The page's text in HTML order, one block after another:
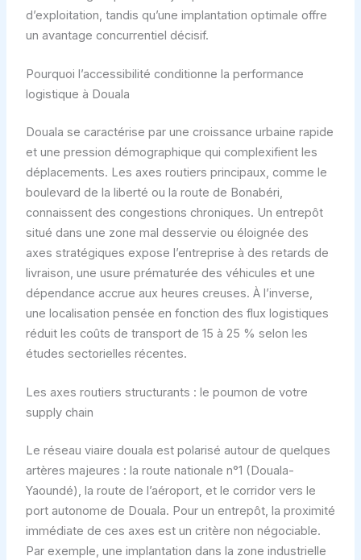
d’exploitation, tandis qu’une implantation optimale offre
un avantage concurrentiel décisif.
Pourquoi l’accessibilité conditionne la performance
logistique à Douala
Douala se caractérise par une croissance urbaine rapide
et une pression démographique qui complexifient les
déplacements. Les axes routiers principaux, comme le
boulevard de la liberté ou la route de Bonabéri,
connaissent des congestions chroniques. Un entrepôt
situé dans une zone mal desservie ou éloignée des
axes stratégiques expose l’entreprise à des retards de
livraison, une usure prématurée des véhicules et une
dépendance accrue aux heures creuses. À l’inverse,
une localisation pensée en fonction des flux logistiques
réduit les coûts de transport de 15 à 25 % selon les
études sectorielles récentes.
Les axes routiers structurants : le poumon de votre
supply chain
Le réseau viaire douala est polarisé autour de quelques
artères majeures : la route nationale n°1 (Douala-
Yaoundé), la route de l’aéroport, et le corridor vers le
port autonome de Douala. Pour un entrepôt, la proximité
immédiate de ces axes est un critère non négociable.
Par exemple, une implantation dans la zone industrielle